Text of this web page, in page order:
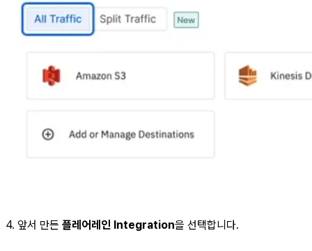
4. 앞서 만든 플레어레인 Integration을 선택합니다.